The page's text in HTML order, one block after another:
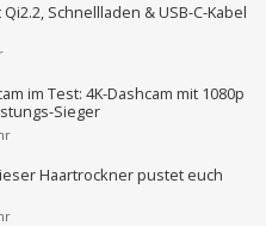
Schnellladen & USB-C-Kabel
im Test: 4K-Dashcam mit 1080p
Sieger
Haartrockner pustet euch